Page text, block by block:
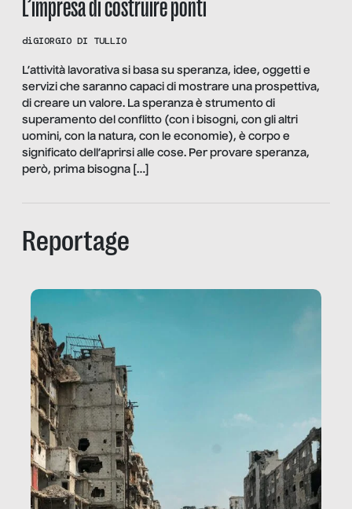
L’impresa di costruire ponti
diGIORGIO DI TULLIO
L’attività lavorativa si basa su speranza, idee, oggetti e
servizi che saranno capaci di mostrare una prospettiva,
di creare un valore. La speranza è strumento di
superamento del conflitto (con i bisogni, con gli altri
uomini, con la natura, con le economie), è corpo e
significato dell’aprirsi alle cose. Per provare speranza,
però, prima bisogna […]
Reportage